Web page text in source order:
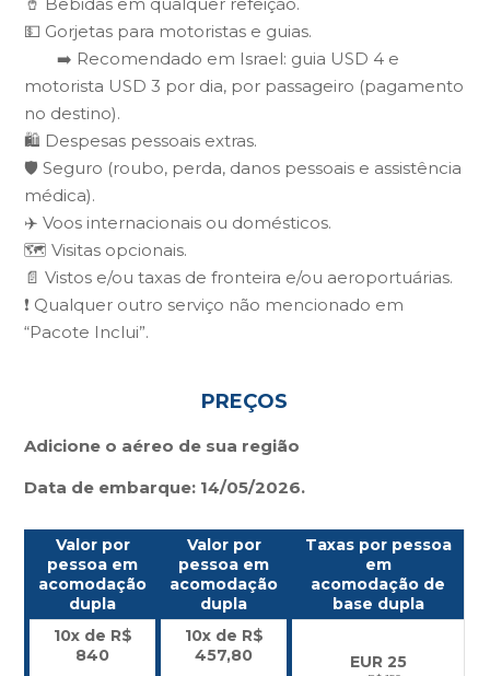
💵 Gorjetas para motoristas e guias.
➡️ Recomendado em Israel: guia USD 4 e
motorista USD 3 por dia, por passageiro (pagamento
no destino).
🛍️ Despesas pessoais extras.
🛡️ Seguro (roubo, perda, danos pessoais e assistência
médica).
✈️ Voos internacionais ou domésticos.
🗺️ Visitas opcionais.
📄 Vistos e/ou taxas de fronteira e/ou aeroportuárias.
❗ Qualquer outro serviço não mencionado em
“Pacote Inclui”.
PREÇOS
Adicione o aéreo de sua região
Data de embarque: 14/05/2026.
Valor por
pessoa em
acomodação
dupla
Valor por
pessoa em
acomodação
dupla
Taxas por pessoa
em
acomodação de
base dupla
10x de R$
840
10x de R$
457,80
EUR 25